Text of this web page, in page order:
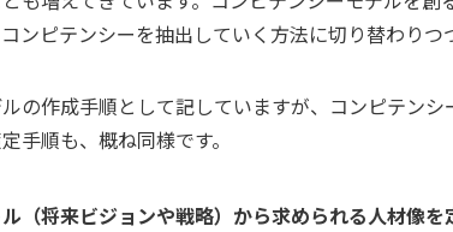
ンピテンシーを抽出していく方法に切り替わりつ
の作成手順として記していますが、コンピテン
手順も、概ね同様です。
（将来ビジョンや戦略）から求められる人材像を